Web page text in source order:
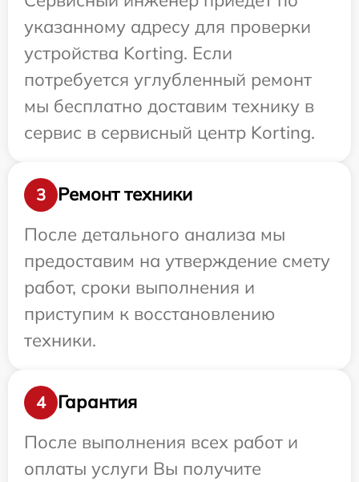
указанному адресу для проверки
устройства Korting. Если
потребуется углубленный ремонт
мы бесплатно доставим технику в
сервис в сервисный центр Korting.
3
Ремонт техники
После детального анализа мы
предоставим на утверждение смету
работ, сроки выполнения и
приступим к восстановлению
техники.
4
Гарантия
После выполнения всех работ и
оплаты услуги Вы получите